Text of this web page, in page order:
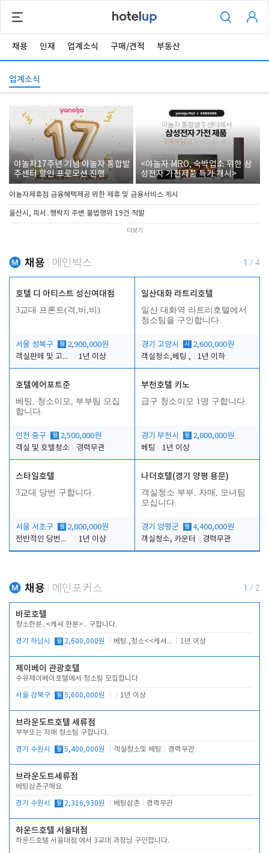
채용 인재 업계소식 구매/견적 부동산
업계소식
야놀자17주년 기념 야놀자 통합발
주센터 할인 프로모션 진행
<야놀자 MRO, 숙박업소 위한 삼
성전자 가전제품 특가 개시>
야놀자제휴점 금융혜택제공 위한 제휴 및 금융서비스 게시
울산시, 피서․행락지 주변 불법행위 19건 적발
더보기
채용 메인박스 1 / 4
호텔 디 아티스트 성신여대점
3교대 프론트(격,비,비)
서울 성북구 월 2,900,000원
객실판매 및 고객응대
1년 이상
일산대화 라트리호텔
일산 대화역 라트리호텔에서
청소팀을 구인합니다.
경기 고양시 시
2,600,000원
객실청소,베팅 ,
1년 이하
호텔에어포트준
베팅, 청소이모, 부부팀 모집
합니다.
인천 중구 월 2,500,000원
객실 및 호텔청소
경력무관
부천호텔 키노
급구 청소이모 1명 구합니다.
경기 부천시 월 2,800,000원
베팅
1년 이상
스타일호텔
3교대 당번 구합니다.
서울 서초구 월 2,800,000원
전반적인 당번업무
1년 이상
나더호텔(경기 양평 용문)
객실청소 부부, 자매, 모녀팀
모십니다.
경기 양평군 월 4,400,000원
객실청소, 카운터
경력무관
채용 메인포커스 1 / 2
바로호텔
청소한분..<캐셔 한분>.. 구합니다.
경기 하남시 월 2,600,000원 베팅.,청소<<캐셔 모셔봅니다. 1년 이상
제이베이 관광호텔
수유제이베이호텔에서 청소팀 모집합니다
서울 강북구 월 5,600,000원 1년 이상
브라운도트호텔 세류점
부부또는 자매 청소팀 구합니다.
경기 수원시 월 5,400,000원 객실청소및 베팅 경력무관
브라운도트세류점
베팅삼촌구해요
경기 수원시 월 2,316,930원 베팅삼촌 경력무관
하운드호텔 서울대점
하운드호텔 서울대점 에서 3교대 과장님 구인합니다.